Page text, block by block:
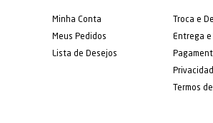
Minha Conta
Meus Pedidos
Lista de Desejos
Troca e
Entrega e
Termos